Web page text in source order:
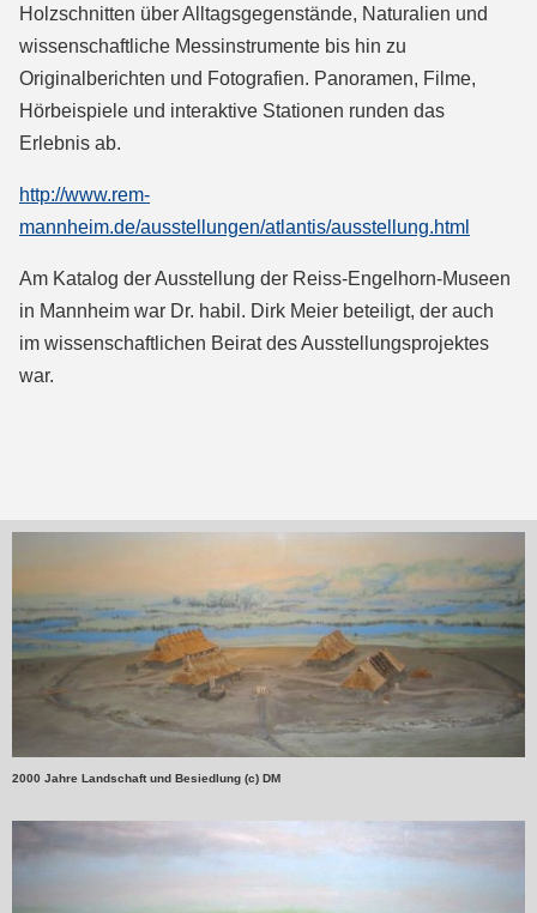
Holzschnitten über Alltagsgegenstände, Naturalien und
wissenschaftliche Messinstrumente bis hin zu
Originalberichten und Fotografien. Panoramen, Filme,
Hörbeispiele und interaktive Stationen runden das
Erlebnis ab.
http://www.rem-
mannheim.de/ausstellungen/atlantis/ausstellung.html
Am Katalog der Ausstellung der Reiss-Engelhorn-Museen
in Mannheim war Dr. habil. Dirk Meier beteiligt, der auch
im wissenschaftlichen Beirat des Ausstellungsprojektes
war.
2000 Jahre Landschaft und Besiedlung (c) DM